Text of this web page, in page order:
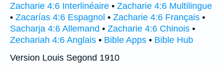
Zacharie 4:6 Interlinéaire • Zacharie 4:6 Multilingue
• Zacarías 4:6 Espagnol • Zacharie 4:6 Français •
Sacharja 4:6 Allemand • Zacharie 4:6 Chinois •
Zechariah 4:6 Anglais • Bible Apps • Bible Hub
Version Louis Segond 1910